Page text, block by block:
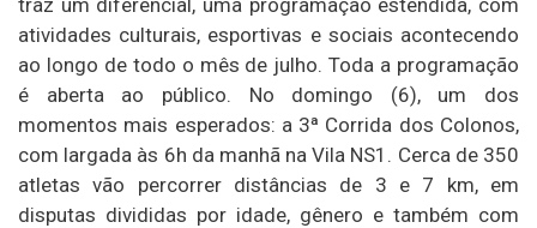
atividades culturais, esportivas e sociais acontecendo
ao longo de todo o mês de julho. Toda a programação
é aberta ao público. No domingo (6), um dos
momentos mais esperados: a 3ª Corrida dos Colonos,
com largada às 6h da manhã na Vila NS1. Cerca de 350
atletas vão percorrer distâncias de 3 e 7 km, em
disputas divididas por idade, gênero e também com